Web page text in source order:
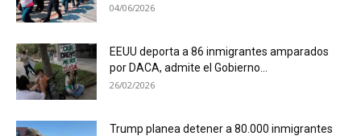
04/06/2026
EEUU deporta a 86 inmigrantes amparados
por DACA, admite el Gobierno...
26/02/2026
Trump planea detener a 80.000 inmigrantes